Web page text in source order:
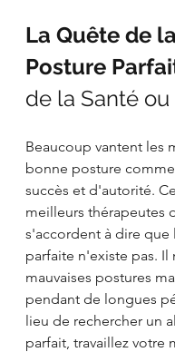
La Quête de la
Posture
de la Santé
Beaucoup vantent les
bonne posture
succès et d'autorité.
meilleurs thérapeutes
s'accordent à dire que
parfaite n'existe pas. Il
mauvaises postures
pendant de longues
lieu de rechercher un
parfait, travaillez votre